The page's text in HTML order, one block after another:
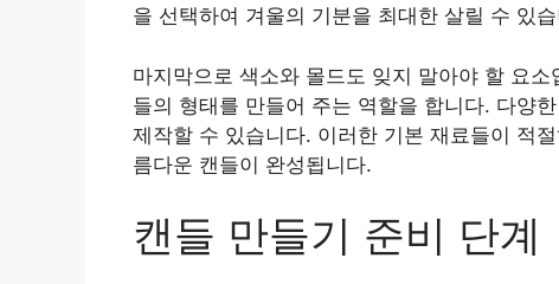
을 선택하여 겨울의 기분을 최대한 살릴 수 있
마지막으로 색소와 몰드도 잊지 말아야 할 요
들의 형태를 만들어 주는 역할을 합니다. 다양
제작할 수 있습니다. 이러한 기본 재료들이 적
름다운 캔들이 완성됩니다.
캔들 만들기 준비 단계